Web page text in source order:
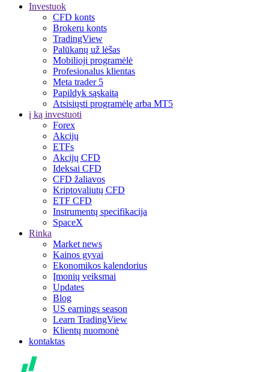
Investuok
CFD konts
Brokeru konts
TradingView
Palūkanų už lėšas
Mobilioji programėlė
Profesionalus klientas
Meta trader 5
Papildyk sąskaitą
Atsisiųsti programėlę arba MT5
į ką investuoti
Forex
Akcijų
ETFs
Akcijų CFD
Ideksai CFD
CFD žaliavos
Kriptovaliutų CFD
ETF CFD
Instrumentų specifikacija
SpaceX
Rinka
Market news
Kainos gyvai
Ekonomikos kalendorius
Įmonių veiksmai
Updates
Blog
US earnings season
Learn TradingView
Klientų nuomonė
kontaktas